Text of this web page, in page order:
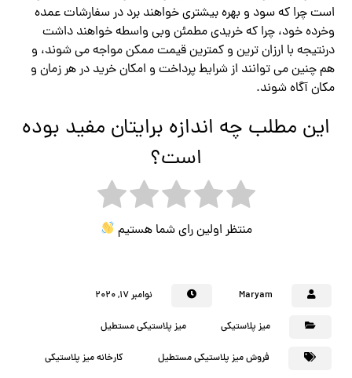
است چرا که سود و بهره بیشتری خواهند برد در سفارشات عمده
وخرده خود، چرا که خریدی مطمئن وبی واسطه خواهند داشت
درنتیجه با ارزان ترین و کمترین قیمت ممکن مواجه می شوند، و
هم چنین می توانند از شرایط پرداخت و امکان خرید در هر زمان و
مکان آگاه شوند.
این مطلب چه اندازه برایتان مفید بوده
است؟
منتظر اولین رای شما هستیم
Maryam نوامبر ۱۷, ۲۰۲۰
میز پلاستیکی میز پلاستیکی مستطیل
فروش میز پلاستیکی مستطیل کارخانه میز پلاستیکی